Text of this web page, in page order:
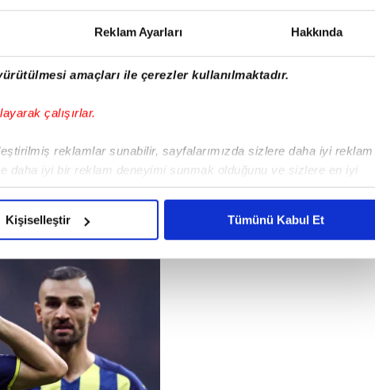
Reklam Ayarları Hakkında
amaçları ile çerezler kullanılmaktadır.
çalışırlar.
reklamlar sunabilir, sayfalarımızda sizlere daha iyi reklam
daha iyi bir reklam deneyimi sunmak olduğunu ve sizlere en iyi
ve bu noktada, reklamların maliyetlerimizi karşılamak
kendimize ve üçüncü kişilere ait çerezler kullanılmaktadır. Bu
gerekli olan çerezler bilgi toplumu hizmetlerinin sunulması
işlevsel kılınması ve kişiselleştirilmesi ve sizlere yönelik
olarak açık rızanız dahilinde kullanılacaktır.
belirleyebilirsiniz. Çerezlere ilişkin detaylı bilgi için Ayarlar
Kişiselleştir Tümünü Kabul Et
'u evinde
skoru koruyamadı